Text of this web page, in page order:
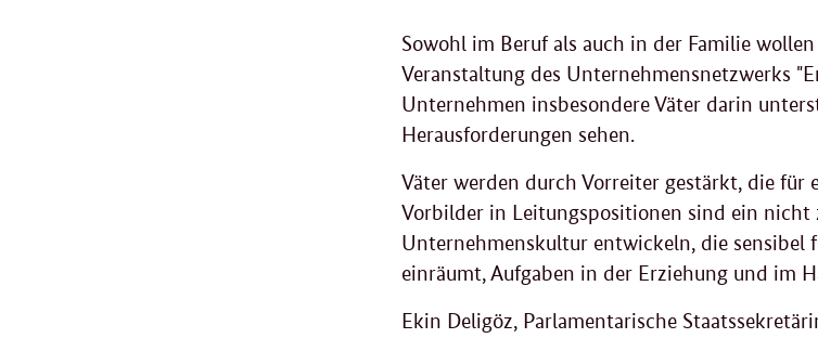
Sowohl im Beruf als auch in der Familie
Veranstaltung des Unternehmensnetzwerks
Unternehmen insbesondere Väter darin
Herausforderungen sehen.
Väter werden durch Vorreiter gestärkt, die
Vorbilder in Leitungspositionen sind ein nicht
Unternehmenskultur entwickeln, die sensibel
einräumt, Aufgaben in der Erziehung und im
Ekin Deligöz, Parlamentarische